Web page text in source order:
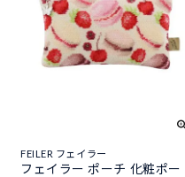
FEILER フェイラー
フェイラー ポーチ 化粧ポー